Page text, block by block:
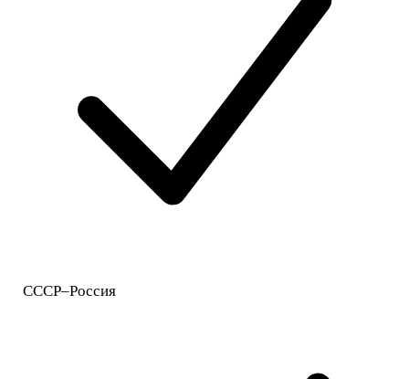
СССР–Россия